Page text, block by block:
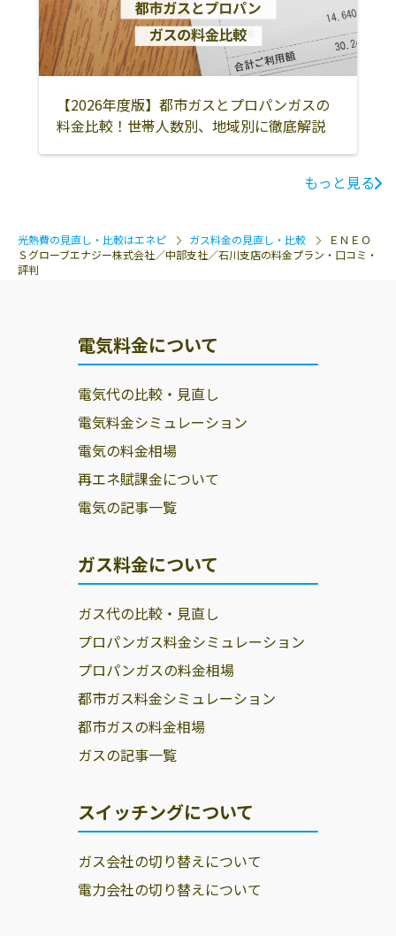
【2026年度版】都市ガスとプロパンガスの
料金比較！世帯人数別、地域別に徹底解説
もっと見る
光熱費の見直し・比較はエネピ ガス料金の見直し・比較
ＥＮＥＯ
Ｓグローブエナジー株式会社／中部支社／石川支店の料金プラン・口コミ・
評判
電気料金について
電気代の比較・見直し
電気料金シミュレーション
電気の料金相場
再エネ賦課金について
電気の記事一覧
ガス料金について
ガス代の比較・見直し
プロパンガス料金シミュレーション
プロパンガスの料金相場
都市ガス料金シミュレーション
都市ガスの料金相場
ガスの記事一覧
スイッチングについて
ガス会社の切り替えについて
電力会社の切り替えについて